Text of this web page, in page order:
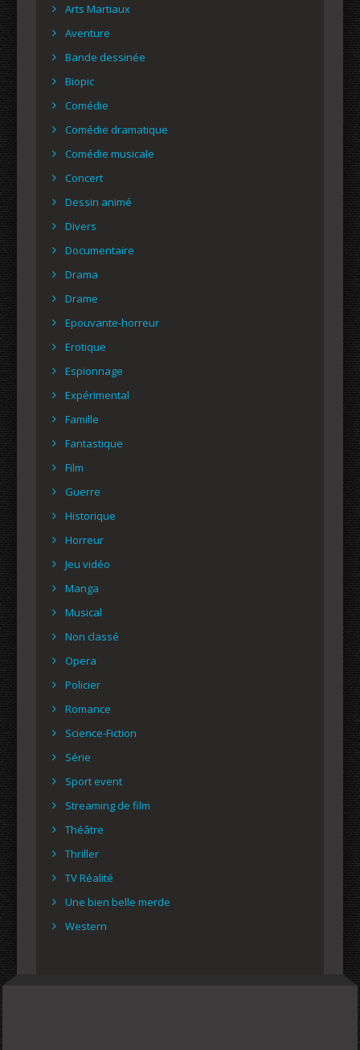
Arts Martiaux
Aventure
Bande dessinée
Biopic
Comédie
Comédie dramatique
Comédie musicale
Concert
Dessin animé
Divers
Documentaire
Drama
Drame
Epouvante-horreur
Erotique
Espionnage
Expérimental
Famille
Fantastique
Film
Guerre
Historique
Horreur
Jeu vidéo
Manga
Musical
Non classé
Opera
Policier
Romance
Science-Fiction
Série
Sport event
Streaming de film
Théâtre
Thriller
TV Réalité
Une bien belle merde
Western